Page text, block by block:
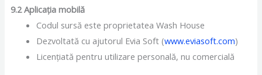
9.2 Aplicația mobilă
Codul sursă este proprietatea Wash House
Dezvoltată cu ajutorul Evia Soft (www.eviasoft.com)
Licențiată pentru utilizare personală, nu comercială